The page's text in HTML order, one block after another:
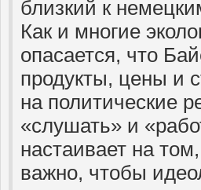
близкий к
Как и многие
опасается, что
продукты, цены и
на политические
«слушать» и
настаивает на
важно, чтобы